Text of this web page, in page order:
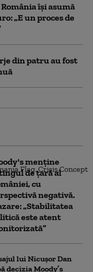
își asumă
„E un proces de
din patru au fost
menține
de țară al
cu
negativă.
„Stabilitatea
este atent
lui Nicușor Dan
decizia Moody’s